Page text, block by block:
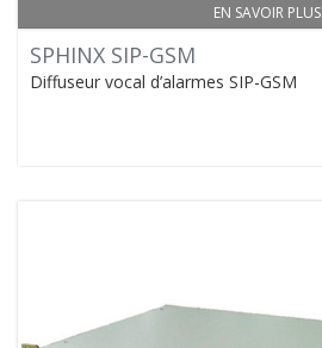
EN SAVOIR PLUS
SPHINX SIP-GSM
Diffuseur vocal d’alarmes SIP-GSM